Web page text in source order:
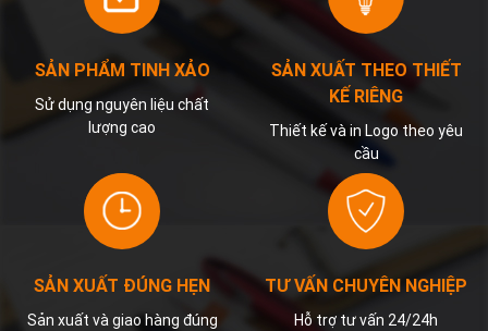
SẢN PHẨM TINH XẢO
Sử dụng nguyên liệu chất
lượng cao
SẢN XUẤT THEO THIẾT
KẾ RIÊNG
Thiết kế và in Logo theo yêu
cầu
SẢN XUẤT ĐÚNG HẸN
Sản xuất và giao hàng đúng
TƯ VẤN CHUYÊN NGHIỆP
Hỗ trợ tư vấn 24/24h